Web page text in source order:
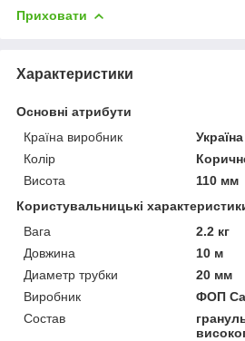
Приховати
Характеристики
Основні атрибути
Країна виробник
Україна
Колір
Висота
110 мм
Користувальницькі
Вага
2.2 кг
Довжина
10 м
Диаметр трубки
20 мм
Виробник
ФОП
Состав